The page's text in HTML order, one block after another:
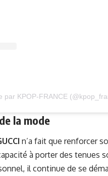
par KPOP-FRANCE
la mode
n’a fait que renforcer
à porter des tenues
il continue de se